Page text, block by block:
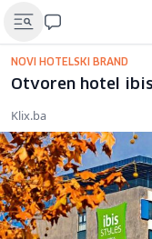
NOVI HOTELSKI BRAND
Otvoren hotel
Klix.ba